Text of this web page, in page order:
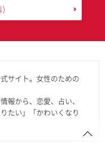
サイト。女性のための
報から、恋愛、占い、
たい」「かわいくなり